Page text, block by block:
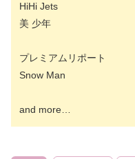
HiHi Jets
美 少年
プレミアムリポート
Snow Man
and more…